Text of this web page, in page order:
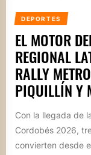
DEPORTES
EL MOTOR
REGIONAL
RALLY
PIQUILLÍN Y
Con la llegada de
Cordobés 2026,
convierten desde